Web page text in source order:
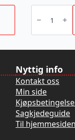
SAGBLAD
W210X30X48T
Nyttig info
Kontakt oss
Min side
Sagkjedeguide
Til hjemmesiden